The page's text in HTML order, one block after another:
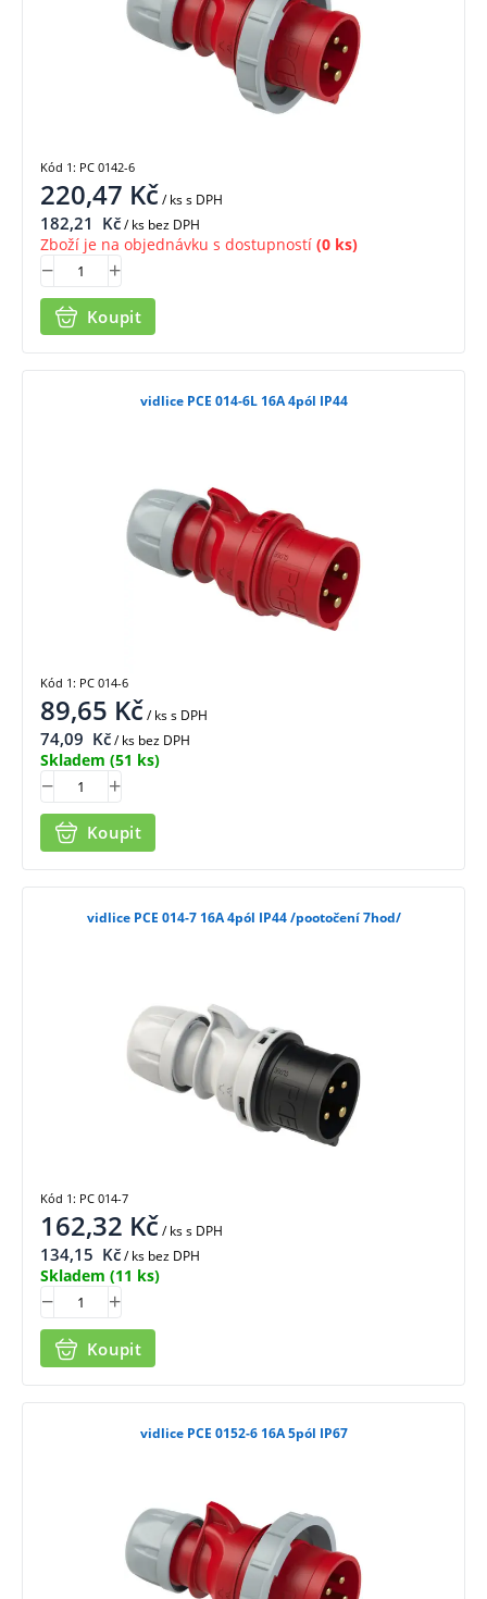
220,47 Kč/ kss DPH
182,21 Kč/ ks bez DPH
Zboží je na objednávku s dostupností (0 ks)
Koupit
Kód 1: PC 0142-6
vidlice PCE 014-6L 16A 4pól IP44
89,65 Kč/ kss DPH
74,09 Kč/ ks bez DPH
Skladem (51 ks)
Koupit
Kód 1: PC 014-6
vidlice PCE 014-7 16A 4pól IP44 /pootočení 7hod/
162,32 Kč/ kss DPH
134,15 Kč/ ks bez DPH
Skladem (11 ks)
Koupit
Kód 1: PC 014-7
vidlice PCE 0152-6 16A 5pól IP67